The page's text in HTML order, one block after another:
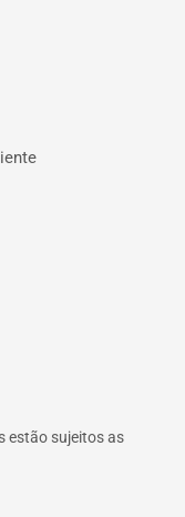
estão sujeitos as